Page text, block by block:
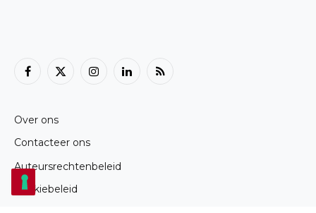
Facebook
X
InstagramLinkedInRSS
Over ons
Contacteer ons
Auteursrechtenbeleid
Cookiebeleid